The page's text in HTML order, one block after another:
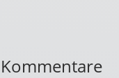
Kommentare